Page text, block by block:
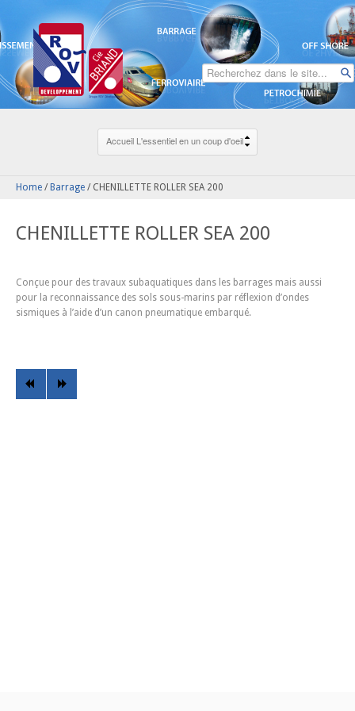
Home / Barrage / CHENILLETTE ROLLER SEA 200
CHENILLETTE ROLLER SEA 200
Conçue pour des travaux subaquatiques dans les barrages mais aussi
pour la reconnaissance des sols sous-marins par réflexion d’ondes
sismiques à l’aide d’un canon pneumatique embarqué.